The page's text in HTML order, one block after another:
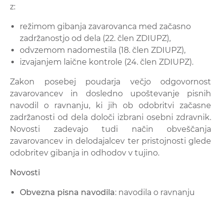
z:
režimom gibanja zavarovanca med začasno
zadržanostjo od dela (22. člen ZDIUPZ),
odvzemom nadomestila (18. člen ZDIUPZ),
izvajanjem laične kontrole (24. člen ZDIUPZ).
Zakon posebej poudarja večjo odgovornost
zavarovancev in dosledno upoštevanje pisnih
navodil o ravnanju, ki jih ob odobritvi začasne
zadržanosti od dela določi izbrani osebni zdravnik.
Novosti zadevajo tudi način obveščanja
zavarovancev in delodajalcev ter pristojnosti glede
odobritev gibanja in odhodov v tujino.
Novosti
Obvezna pisna navodila: navodila o ravnanju